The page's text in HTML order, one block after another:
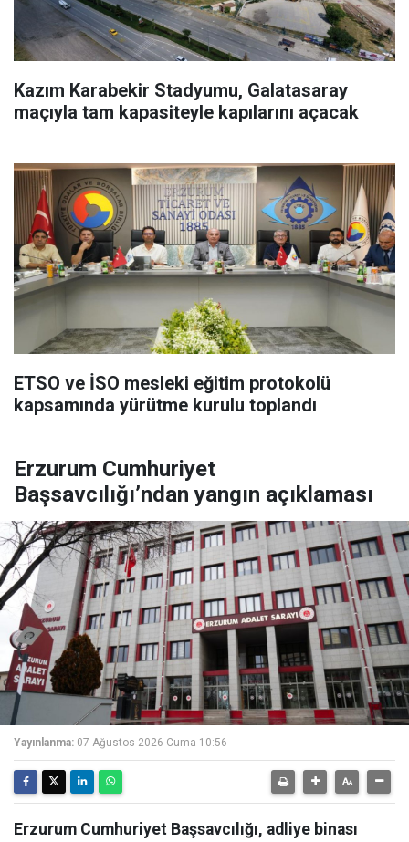
Kazım Karabekir Stadyumu, Galatasaray
maçıyla tam kapasiteyle kapılarını açacak
ETSO ve İSO mesleki eğitim protokolü
kapsamında yürütme kurulu toplandı
Erzurum Cumhuriyet
Başsavcılığı’ndan yangın açıklaması
Yayınlanma: 07 Ağustos 2026 Cuma 10:56
Erzurum Cumhuriyet Başsavcılığı, adliye binası